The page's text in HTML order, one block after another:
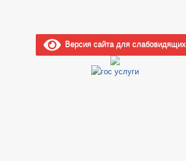
Версия сайта для слабовидящих